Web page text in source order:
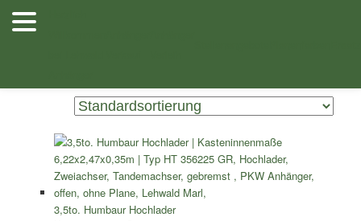
Zum
Inhalt
Zum
sekundären
Shop
3,5to. Humbaur Hochlader